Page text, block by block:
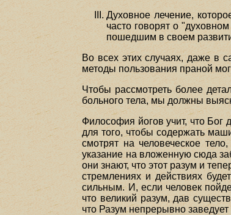
Духовное лечение,
часто говорят о
пошедшим в своем
Во всех этих случаях, даже в
методы пользования праной
Чтобы рассмотреть более
больного тела, мы должны
Философия йогов учит, что Бог
для того, чтобы содержать
смотрят на человеческое
указание на вложенную сюда
они знают, что этот разум и
стремлениях и действиях
сильным. И, если человек
что великий разум, дав
что Разум непрерывно